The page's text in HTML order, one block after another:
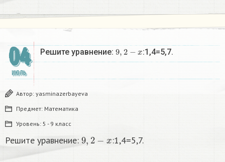
04
ИЮЛЬ
Решите уравнение: 9 2−x :1,4=5,7.
Автор: yasminazerbayeva
Предмет: Математика
Уровень: 5 - 9 класс
Решите уравнение: 9 2− :1,4=5,7.